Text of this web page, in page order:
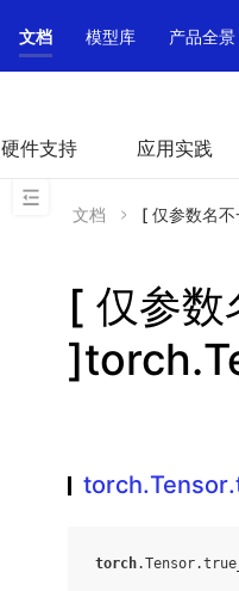
文档 模型库 产品全景
硬件支持 应用实践
文档 [ 仅参数名
[ 仅参数
torch.Tensor.